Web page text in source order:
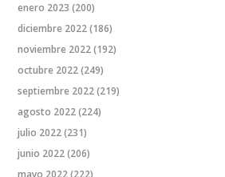
enero 2023 (200)
diciembre 2022(186)
noviembre 2022(192)
octubre 2022(249)
septiembre 2022(219)
agosto 2022(224)
julio 2022(231)
junio 2022(206)